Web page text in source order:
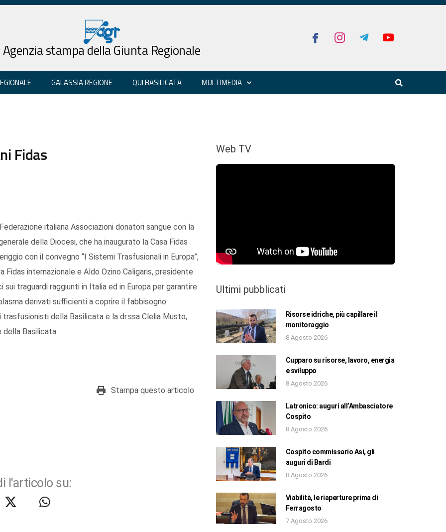
Agenzia stampa della Giunta Regionale
GALASSIA REGIONE QUI BASILICATA MULTIMEDIA
Fidas
italiana Associazioni donatori sangue con la
della Diocesi, che ha inaugurato la Casa Fidas
con il convegno “I Sistemi Trasfusionali in Europa”,
internazionale e Aldo Ozino Caligaris, presidente
traguardi raggiunti in Italia ed in Europa per garantire
derivati sufficienti a coprire il fabbisogno.
della Basilicata e la dr.ssa Clelia Musto,
della Basilicata.
Stampa questo articolo
l'articolo su:
Web TV
Ultimi pubblicati
Risorse idriche, più capillare il
monitoraggio
8 Agosto 2026
Cupparo su risorse, lavoro, energia
e sviluppo
8 Agosto 2026
Latronico: auguri all’Ambasciatore
Cospito
8 Agosto 2026
Cospito commissario Asi, gli
auguri di Bardi
8 Agosto 2026
Viabilità, le riaperture prima di
Ferragosto
7 Agosto 2026